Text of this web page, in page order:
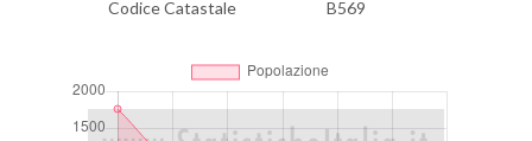
Codice Catastale B569